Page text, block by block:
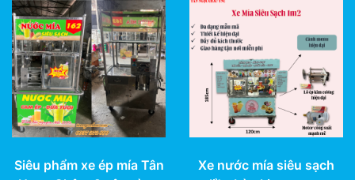
Siêu phẩm xe ép mía Tân
Xe nước mía siêu sạch